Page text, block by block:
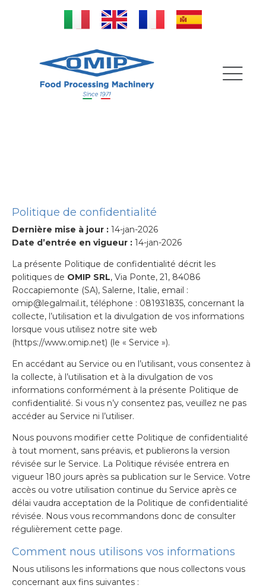
Politique de confidentialité
Dernière mise à jour : 14-jan-2026
Date d’entrée en vigueur : 14-jan-2026
La présente Politique de confidentialité décrit les
politiques de OMIP SRL, Via Ponte, 21, 84086
Roccapiemonte (SA), Salerne, Italie, email :
omip@legalmail.it, téléphone : 081931835, concernant la
collecte, l’utilisation et la divulgation de vos informations
lorsque vous utilisez notre site web
(https://www.omip.net) (le « Service »).
En accédant au Service ou en l’utilisant, vous consentez à
la collecte, à l’utilisation et à la divulgation de vos
informations conformément à la présente Politique de
confidentialité. Si vous n’y consentez pas, veuillez ne pas
accéder au Service ni l’utiliser.
Nous pouvons modifier cette Politique de confidentialité
à tout moment, sans préavis, et publierons la version
révisée sur le Service. La Politique révisée entrera en
vigueur 180 jours après sa publication sur le Service. Votre
accès ou votre utilisation continue du Service après ce
délai vaudra acceptation de la Politique de confidentialité
révisée. Nous vous recommandons donc de consulter
régulièrement cette page.
Comment nous utilisons vos informations
Nous utilisons les informations que nous collectons vous
concernant aux fins suivantes :